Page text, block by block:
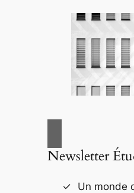
Newsletter
Un monde